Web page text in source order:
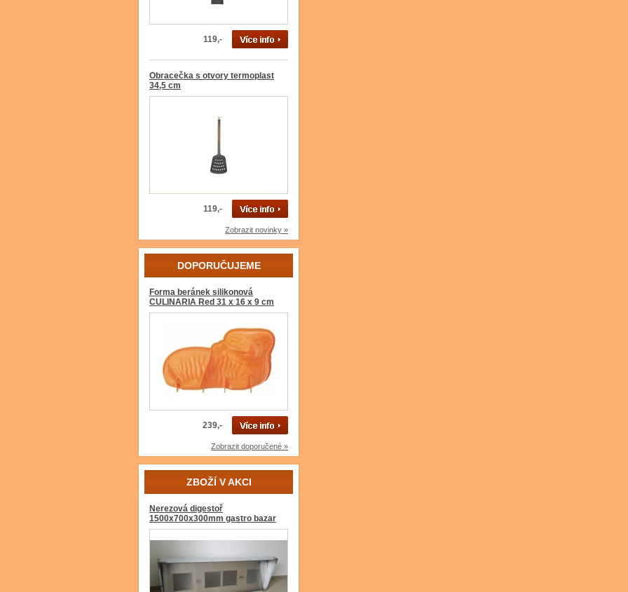
119,-
Obracečka s otvory termoplast
34,5 cm
119,-
Zobrazit novinky »
DOPORUČUJEME
Forma beránek silikonová
CULINARIA Red 31 x 16 x 9 cm
239,-
Zobrazit doporučené »
ZBOŽÍ V AKCI
Nerezová digestoř
1500x700x300mm gastro bazar